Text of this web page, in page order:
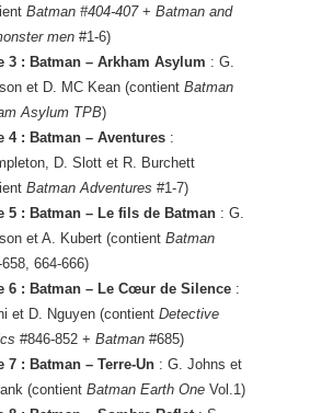
Batman #404-407+ Batman and
men #1-6)
3 : Batman – Arkham Asylum : G.
et D. MC Kean (contient Batman
Asylum TPB)
4 : Batman – Aventures :
D. Slott et R. Burchett
Batman Adventures #1-7)
5 : Batman – Le fils de Batman : G.
et A. Kubert (contient Batman
664-666)
6 : Batman – Le Cœur de Silence :
et D. Nguyen (contient Detective
#846-852 + Batman #685)
7 : Batman – Terre-Un : G. Johns et
(contient Batman Earth One Vol.1)